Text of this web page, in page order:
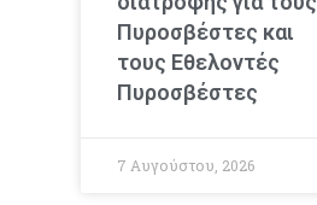
Πυροσβέστες και
τους Εθελοντές
Πυροσβέστες
7 Αυγούστου, 2026